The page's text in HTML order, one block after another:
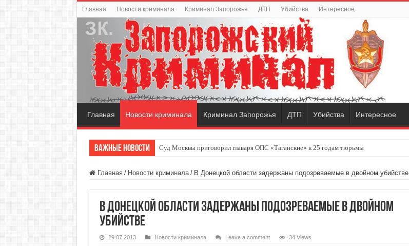
Главная Новости криминала Криминал Запорожья ДТП Убийства Интересное
Главная Новости криминала Криминал Запорожья ДТП Убийства Интересное
Важные новости Суд Москвы приговорил главаря ОПС «Таганские» к 25 годам тюрьмы
Главная / Новости криминала / В Донецкой области задержаны подозреваемые в двойном убийстве
В Донецкой области задержаны подозреваемые в двойном
убийстве
29.07.2013 Новости криминала Leave a comment 34 Views